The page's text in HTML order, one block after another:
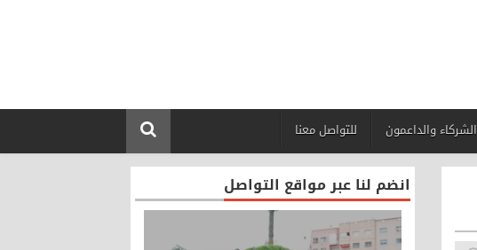
الشركاء والداعمون للتواصل معنا
انضم لنا عبر مواقع التواصل